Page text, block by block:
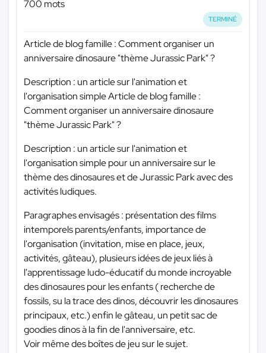
700 mots
TERMINÉ
Article de blog famille : Comment organiser un
anniversaire dinosaure "thème Jurassic Park" ?
Description : un article sur l'animation et
l'organisation simple Article de blog famille :
Comment organiser un anniversaire dinosaure
"thème Jurassic Park" ?
Description : un article sur l'animation et
l'organisation simple pour un anniversaire sur le
thème des dinosaures et de Jurassic Park avec des
activités ludiques.
Paragraphes envisagés : présentation des films
intemporels parents/enfants, importance de
l'organisation (invitation, mise en place, jeux,
activités, gâteau), plusieurs idées de jeux liés à
l'apprentissage ludo-éducatif du monde incroyable
des dinosaures pour les enfants ( recherche de
fossils, su la trace des dinos, découvrir les dinosaures
principaux, etc.) enfin le gâteau, un petit sac de
goodies dinos à la fin de l'anniversaire, etc.
Voir même des boîtes de jeu sur le sujet.